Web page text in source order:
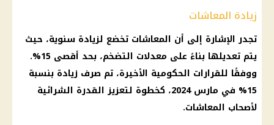
زيادة المعاشات
تجدر الإشارة إلى أن المعاشات تخضع لزيادة سنوية، حيث
يتم تعديلها بناءً على معدلات التضخم، بحد أقصى 15%.
ووفقًا للقرارات الحكومية الأخيرة، تم صرف زيادة بنسبة
15% في مارس 2024، كخطوة لتعزيز القدرة الشرائية
لأصحاب المعاشات.